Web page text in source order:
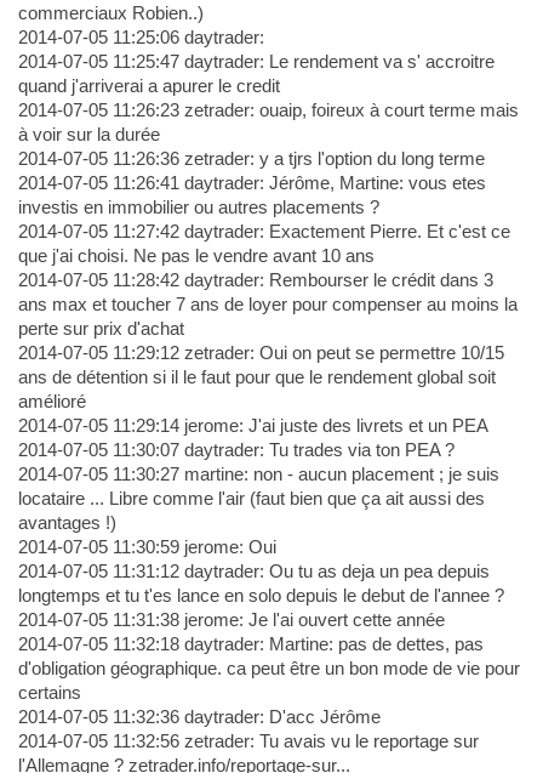
commerciaux Robien..)
2014-07-05 11:25:06 daytrader:
2014-07-05 11:25:47 daytrader: Le rendement va s' accroitre
quand j'arriverai a apurer le credit
2014-07-05 11:26:23 zetrader: ouaip, foireux à court terme mais
à voir sur la durée
2014-07-05 11:26:36 zetrader: y a tjrs l'option du long terme
2014-07-05 11:26:41 daytrader: Jérôme, Martine: vous etes
investis en immobilier ou autres placements ?
2014-07-05 11:27:42 daytrader: Exactement Pierre. Et c'est ce
que j'ai choisi. Ne pas le vendre avant 10 ans
2014-07-05 11:28:42 daytrader: Rembourser le crédit dans 3
ans max et toucher 7 ans de loyer pour compenser au moins la
perte sur prix d'achat
2014-07-05 11:29:12 zetrader: Oui on peut se permettre 10/15
ans de détention si il le faut pour que le rendement global soit
amélioré
2014-07-05 11:29:14 jerome: J'ai juste des livrets et un PEA
2014-07-05 11:30:07 daytrader: Tu trades via ton PEA ?
2014-07-05 11:30:27 martine: non - aucun placement ; je suis
locataire ... Libre comme l'air (faut bien que ça ait aussi des
avantages !)
2014-07-05 11:30:59 jerome: Oui
2014-07-05 11:31:12 daytrader: Ou tu as deja un pea depuis
longtemps et tu t'es lance en solo depuis le debut de l'annee ?
2014-07-05 11:31:38 jerome: Je l'ai ouvert cette année
2014-07-05 11:32:18 daytrader: Martine: pas de dettes, pas
d'obligation géographique. ca peut être un bon mode de vie pour
certains
2014-07-05 11:32:36 daytrader: D'acc Jérôme
2014-07-05 11:32:56 zetrader: Tu avais vu le reportage sur
l'Allemagne ? zetrader.info/reportage-sur...